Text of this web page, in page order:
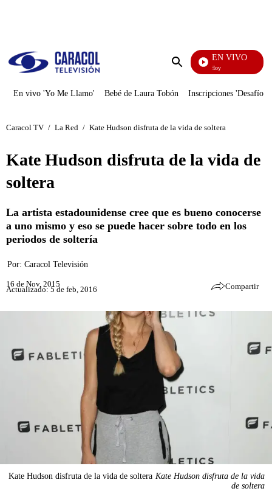
Enviar
EN VIVO
La Finca De Hoy
En vivo 'Yo Me Llamo' Bebé de Laura Tobón Inscripciones 'Desafío'
Caracol TV / La Red / Kate Hudson disfruta de la vida de soltera
Kate Hudson disfruta de la vida de
soltera
La artista estadounidense cree que es bueno conocerse
a uno mismo y eso se puede hacer sobre todo en los
periodos de soltería
Por: Caracol Televisión
16 de Nov, 2015
Actualizado: 5 de feb, 2016 Compartir
Kate Hudson disfruta de la vida de soltera Kate Hudson disfruta de la vida
de soltera